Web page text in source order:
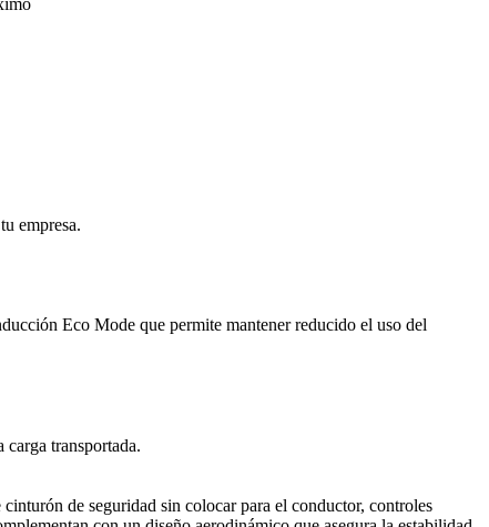
empresa.
Eco Mode que permite mantener reducido el uso del
transportada.
de seguridad sin colocar para el conductor, controles